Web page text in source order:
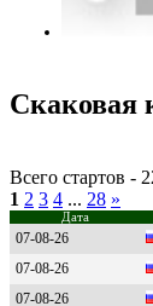
Скаковая
Всего стартов -
1 2 3 4 ... 28 »
Дата
07-08-26
07-08-26
07-08-26